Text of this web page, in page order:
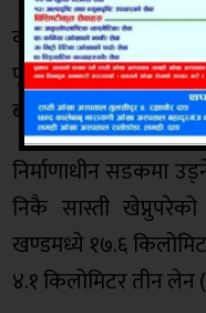
करिब एक घण्टामा
पूर्वी खण्ड विस्तारको
बढी समय लाग्ने गरेको छ
निर्माणाधीन सडकमा
निकै सास्ती
खण्डमध्ये १७.६
४.१ किलोमिटर तीन लेन